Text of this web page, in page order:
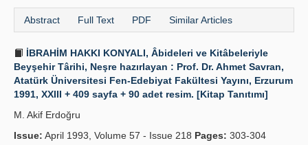
Abstract Full Text PDF Similar Articles
İBRAHİM HAKKI KONYALI, Âbideleri ve Kitâbeleriyle
Beyşehir Târihi, Neşre hazırlayan : Prof. Dr. Ahmet Savran,
Atatürk Üniversitesi Fen-Edebiyat Fakültesi Yayını, Erzurum
1991, XXIII + 409 sayfa + 90 adet resim. [Kitap Tanıtımı]
M. Akif Erdoğru
Issue: April 1993, Volume 57 - Issue 218 Pages: 303-304